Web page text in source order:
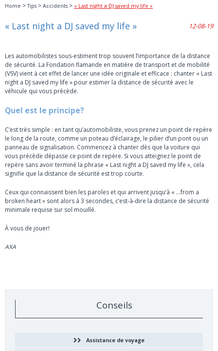
Home >Tips > Accidents > « Last night a DJ saved my life »
« Last night a DJ saved my life » 12-08-19
Les automobilistes sous-estiment trop souvent l’importance de la distance
de sécurité. La Fondation flamande en matière de transport et de mobilité
(VSV) vient à cet effet de lancer une idée originale et efficace : chanter « Last
night a DJ saved my life » pour estimer la distance de sécurité avec le
véhicule qui vous précède.
Quel est le principe?
C’est très simple : en tant qu’automobiliste, vous prenez un point de repère
le long de la route, comme un poteau d’éclairage, le pilier d’un pont ou un
panneau de signalisation. Commencez à chanter dès que la voiture qui
vous précède dépasse ce point de repère. Si vous atteignez le point de
repère sans avoir terminé la phrase « Last night a DJ saved my life », cela
signifie que la distance de sécurité est trop courte.
Ceux qui connaissent bien les paroles et qui arrivent jusqu’à « …from a
broken heart » sont alors à 3 secondes, c’est-à-dire la distance de sécurité
minimale requise sur sol mouillé.
À vous de jouer!
AXA
Conseils
Assistance de voyage